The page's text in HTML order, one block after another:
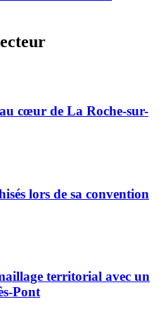
cœur de La Roche-sur-
lors de sa convention
territorial avec un
Pont